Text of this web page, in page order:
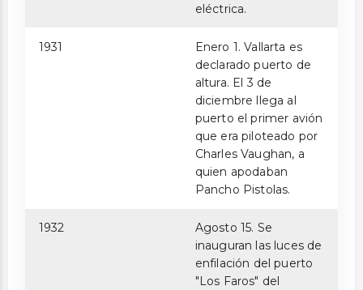
eléctrica.
1931
Enero 1. Vallarta es
declarado puerto de
altura. El 3 de
diciembre llega al
puerto el primer avión
que era piloteado por
Charles Vaughan, a
quien apodaban
Pancho Pistolas.
1932
Agosto 15. Se
inauguran las luces de
enfilación del puerto
"Los Faros" del